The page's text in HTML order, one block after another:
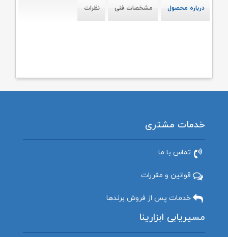
درباره محصول مشخصات فنی نظرات
خدمات مشتری
تماس با ما
قوانین و مقررات
خدمات پس از فروش برندها
مسیریابی ابزارینا